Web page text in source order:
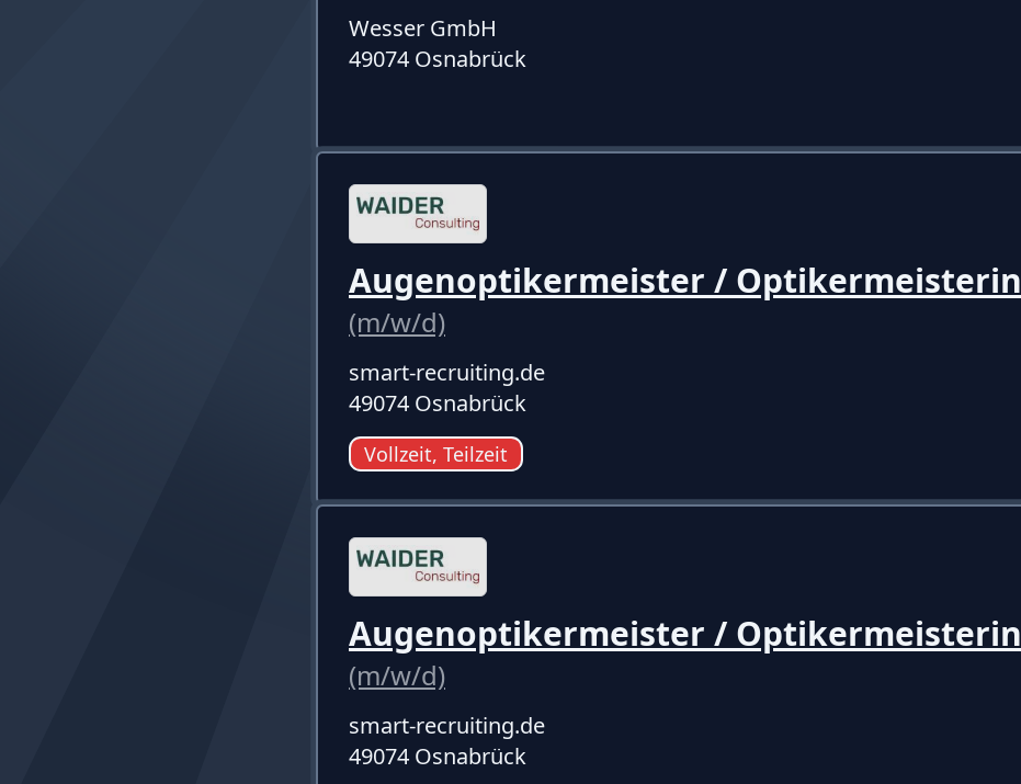
Wesser GmbH
49074 Osnabrück
Augenoptikermeister / Optikermeisterin
(m/w/d)
smart-recruiting.de
49074 Osnabrück
Vollzeit, Teilzeit
Augenoptikermeister / Optikermeisterin
(m/w/d)
smart-recruiting.de
49074 Osnabrück